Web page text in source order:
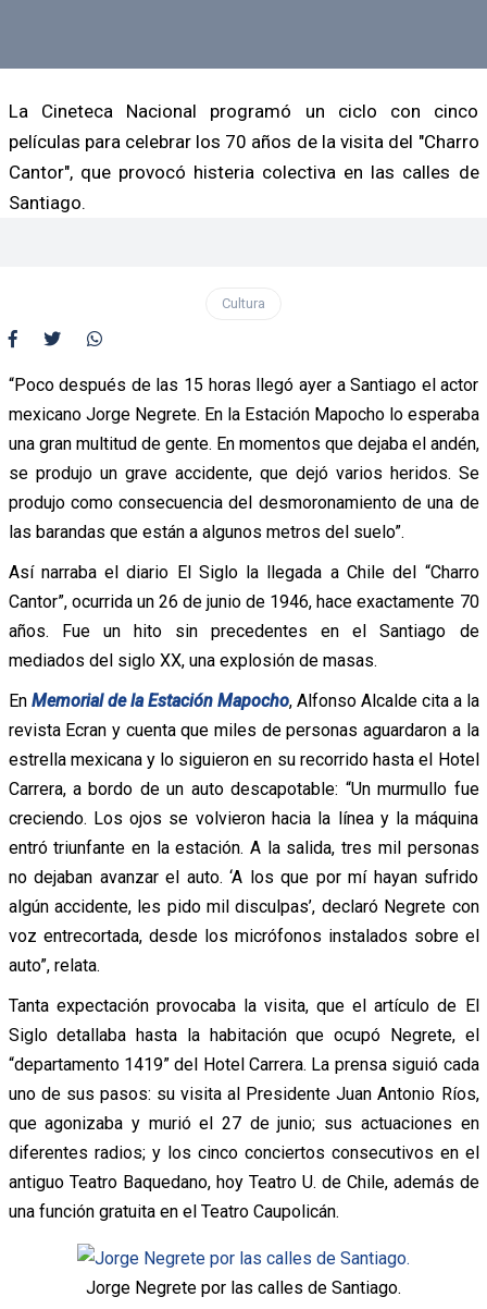
La Cineteca Nacional programó un ciclo con cinco
películas para celebrar los 70 años de la visita del "Charro
Cantor", que provocó histeria colectiva en las calles de
Santiago.
Cultura
“Poco después de las 15 horas llegó ayer a Santiago el actor
mexicano Jorge Negrete. En la Estación Mapocho lo esperaba
una gran multitud de gente. En momentos que dejaba el andén,
se produjo un grave accidente, que dejó varios heridos. Se
produjo como consecuencia del desmoronamiento de una de
las barandas que están a algunos metros del suelo”.
Así narraba el diario El Siglo la llegada a Chile del “Charro
Cantor”, ocurrida un 26 de junio de 1946, hace exactamente 70
años. Fue un hito sin precedentes en el Santiago de
mediados del siglo XX, una explosión de masas.
En Memorial de la Estación Mapocho, Alfonso Alcalde cita a la
revista Ecran y cuenta que miles de personas aguardaron a la
estrella mexicana y lo siguieron en su recorrido hasta el Hotel
Carrera, a bordo de un auto descapotable: “Un murmullo fue
creciendo. Los ojos se volvieron hacia la línea y la máquina
entró triunfante en la estación. A la salida, tres mil personas
no dejaban avanzar el auto. ‘A los que por mí hayan sufrido
algún accidente, les pido mil disculpas’, declaró Negrete con
voz entrecortada, desde los micrófonos instalados sobre el
auto”, relata.
Tanta expectación provocaba la visita, que el artículo de El
Siglo detallaba hasta la habitación que ocupó Negrete, el
“departamento 1419” del Hotel Carrera. La prensa siguió cada
uno de sus pasos: su visita al Presidente Juan Antonio Ríos,
que agonizaba y murió el 27 de junio; sus actuaciones en
diferentes radios; y los cinco conciertos consecutivos en el
antiguo Teatro Baquedano, hoy Teatro U. de Chile, además de
una función gratuita en el Teatro Caupolicán.
Jorge Negrete por las calles de Santiago.